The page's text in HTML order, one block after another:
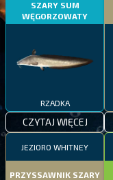
SZARY SUM
WĘGORZOWATY
RZADKA
CZYTAJ WIĘCEJ
JEZIORO WHITNEY
PRZYSSAWNIK SZARY